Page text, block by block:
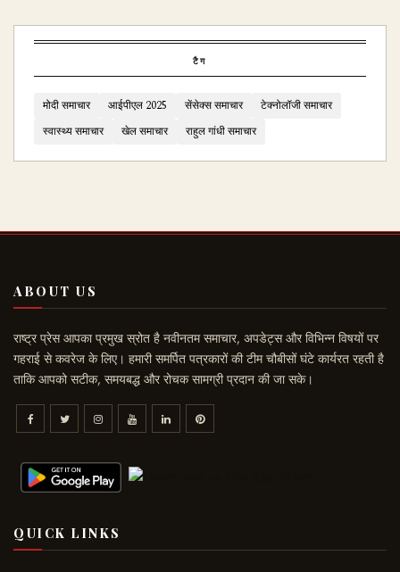
टैग
मोदी समाचार आईपीएल 2025 सेंसेक्स समाचार
टेक्नोलॉजी समाचार
स्वास्थ्य समाचार
खेल समाचार राहुल गांधी समाचार
ABOUT US
राष्ट्र प्रेस आपका प्रमुख स्रोत है नवीनतम समाचार, अपडेट्स और विभिन्न विषयों पर
गहराई से कवरेज के लिए। हमारी समर्पित पत्रकारों की टीम चौबीसों घंटे कार्यरत रहती है
ताकि आपको सटीक, समयबद्ध और रोचक सामग्री प्रदान की जा सके।
QUICK LINKS